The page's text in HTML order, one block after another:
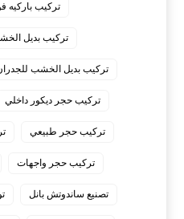
تركيب باركيه
تركيب بديل
تركيب بديل الخشب
تركيب حجر ديكور داخلي
تركيب حجر طبيعي
تركيب حجر واجهات
تصنيع ساندوتش بانل